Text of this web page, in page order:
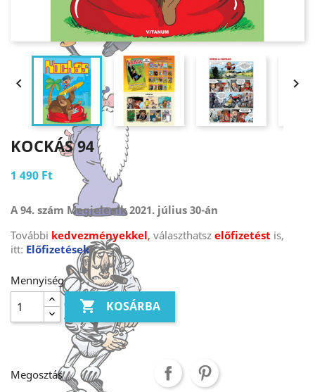
 
KOCKÁS 94
1 490 Ft
A 94. szám Megjelenik 2021. július 30-án
További kedvezményekkel, választhatsz előfizetést is,
itt: Előfizetések
Mennyiség
 KOSÁRBA
Megosztás